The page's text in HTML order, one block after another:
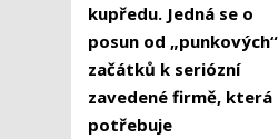
kupředu. Jedná se o
posun od „punkových“
začátků k seriózní
zavedené firmě, která
potřebuje